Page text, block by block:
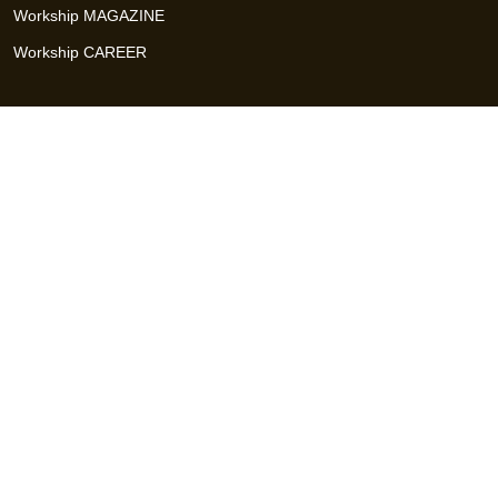
Workship MAGAZINE
Workship CAREER